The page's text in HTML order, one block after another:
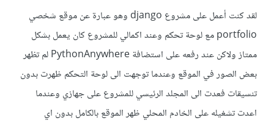
لقد كنت أعمل على مشروع django وهو عبارة عن موقع شخصي
portfolio مع لوحة تحكم وعند اكمالي للمشروع كان يعمل بشكل
ممتاز ولاكن عند رفعه على استضافة PythonAnywhere لم تظهر
بعض الصور في الموقع وعندما توجهت الى لوحة التحكم ظهرت بدون
تنسيقات فعدت الى المجلد الرئيسي للمشروع على جهازي وعندما
اعدت تشغيله على الخادم المحلي ظهر الموقع بالكامل بدون اي